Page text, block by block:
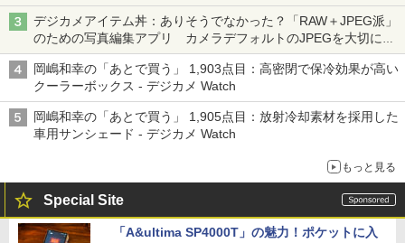
デジカメアイテム丼：ありそうでなかった？「RAW＋JPEG派」
のための写真編集アプリ カメラデフォルトのJPEGを大切にす
る「Filmator」
岡嶋和幸の「あとで買う」 1,903点目：高密閉で保冷効果が高い
クーラーボックス - デジカメ Watch
岡嶋和幸の「あとで買う」 1,905点目：放射冷却素材を採用した
車用サンシェード - デジカメ Watch
もっと見る
Special Site
「A&ultima SP4000T」の魅力！ポケットに入